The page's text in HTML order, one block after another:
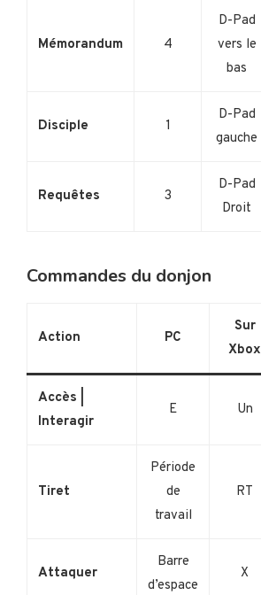
Mémorandum 4
D-Pad
vers le
bas
Disciple 1
D-Pad
gauche
Requêtes 3
D-Pad
Droit
Commandes du donjon
Action PC
Sur
Xbox
Accès |
Interagir
E Un
Tiret
Période
de
travail
RT
Attaquer
Barre
d’espace
X